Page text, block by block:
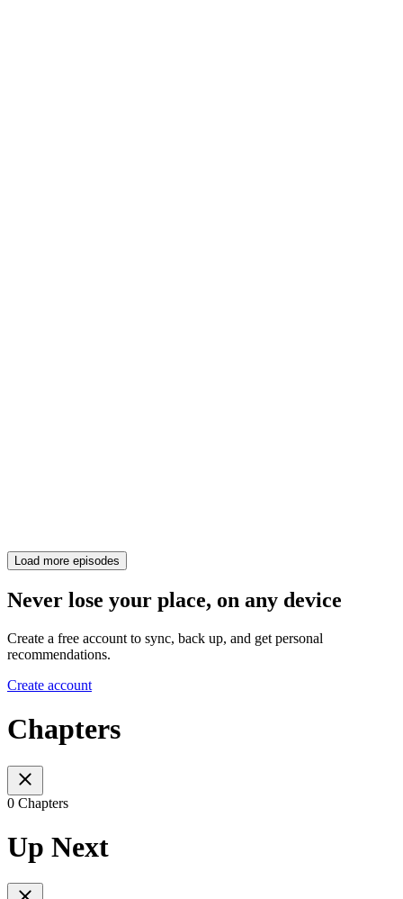
Load more episodes
Never lose your place, on any device
Create a free account to sync, back up, and get personal
recommendations.
Create account
Chapters
0 Chapters
Up Next